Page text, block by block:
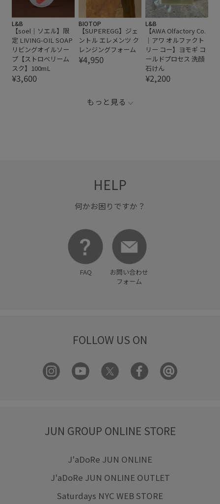
L&B
【soel｜ソエル】限
定 LIVING-OIL SOAP
リビングオイルソー
プ【ストロベリーム
スク】100mL
¥3,600
BIOTOP
【SUPEREGG】ジェ
ントル エレメンツ ク
レンジングフォーム
¥4,950
L&B
【AWA Olfactory Co.
｜アワ オルファクト
リー コー】ヨモギ コ
ールドプロセス 洗顔
石けん
¥2,200
もっと見る
HELP
何かお困りですか？
FAQ
お問い合わせ
フォーム
FOLLOW US ON
JUN GROUP ONLINE STORE
J'aDoRe JUN ONLINE
J'aDoRe JUN ONLINE OUTLET
Saturdays NYC WEB STORE